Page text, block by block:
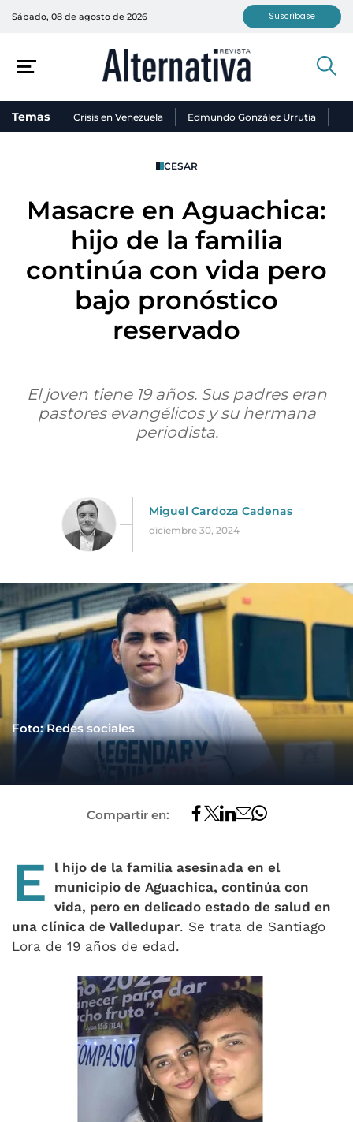
Sábado, 08 de agosto de 2026 Suscríbase
Temas Crisis en Venezuela Edmundo González Urrutia
CESAR
Masacre en Aguachica:
hijo de la familia
continúa con vida pero
bajo pronóstico
reservado
El joven tiene 19 años. Sus padres eran
pastores evangélicos y su hermana
periodista.
Miguel Cardoza Cadenas
diciembre 30, 2024
Foto: Redes sociales
Compartir en:
E
l hijo de la familia asesinada en el
municipio de Aguachica, continúa con
vida, pero en delicado estado de salud en
una clínica de Valledupar. Se trata de Santiago
Lora de 19 años de edad.